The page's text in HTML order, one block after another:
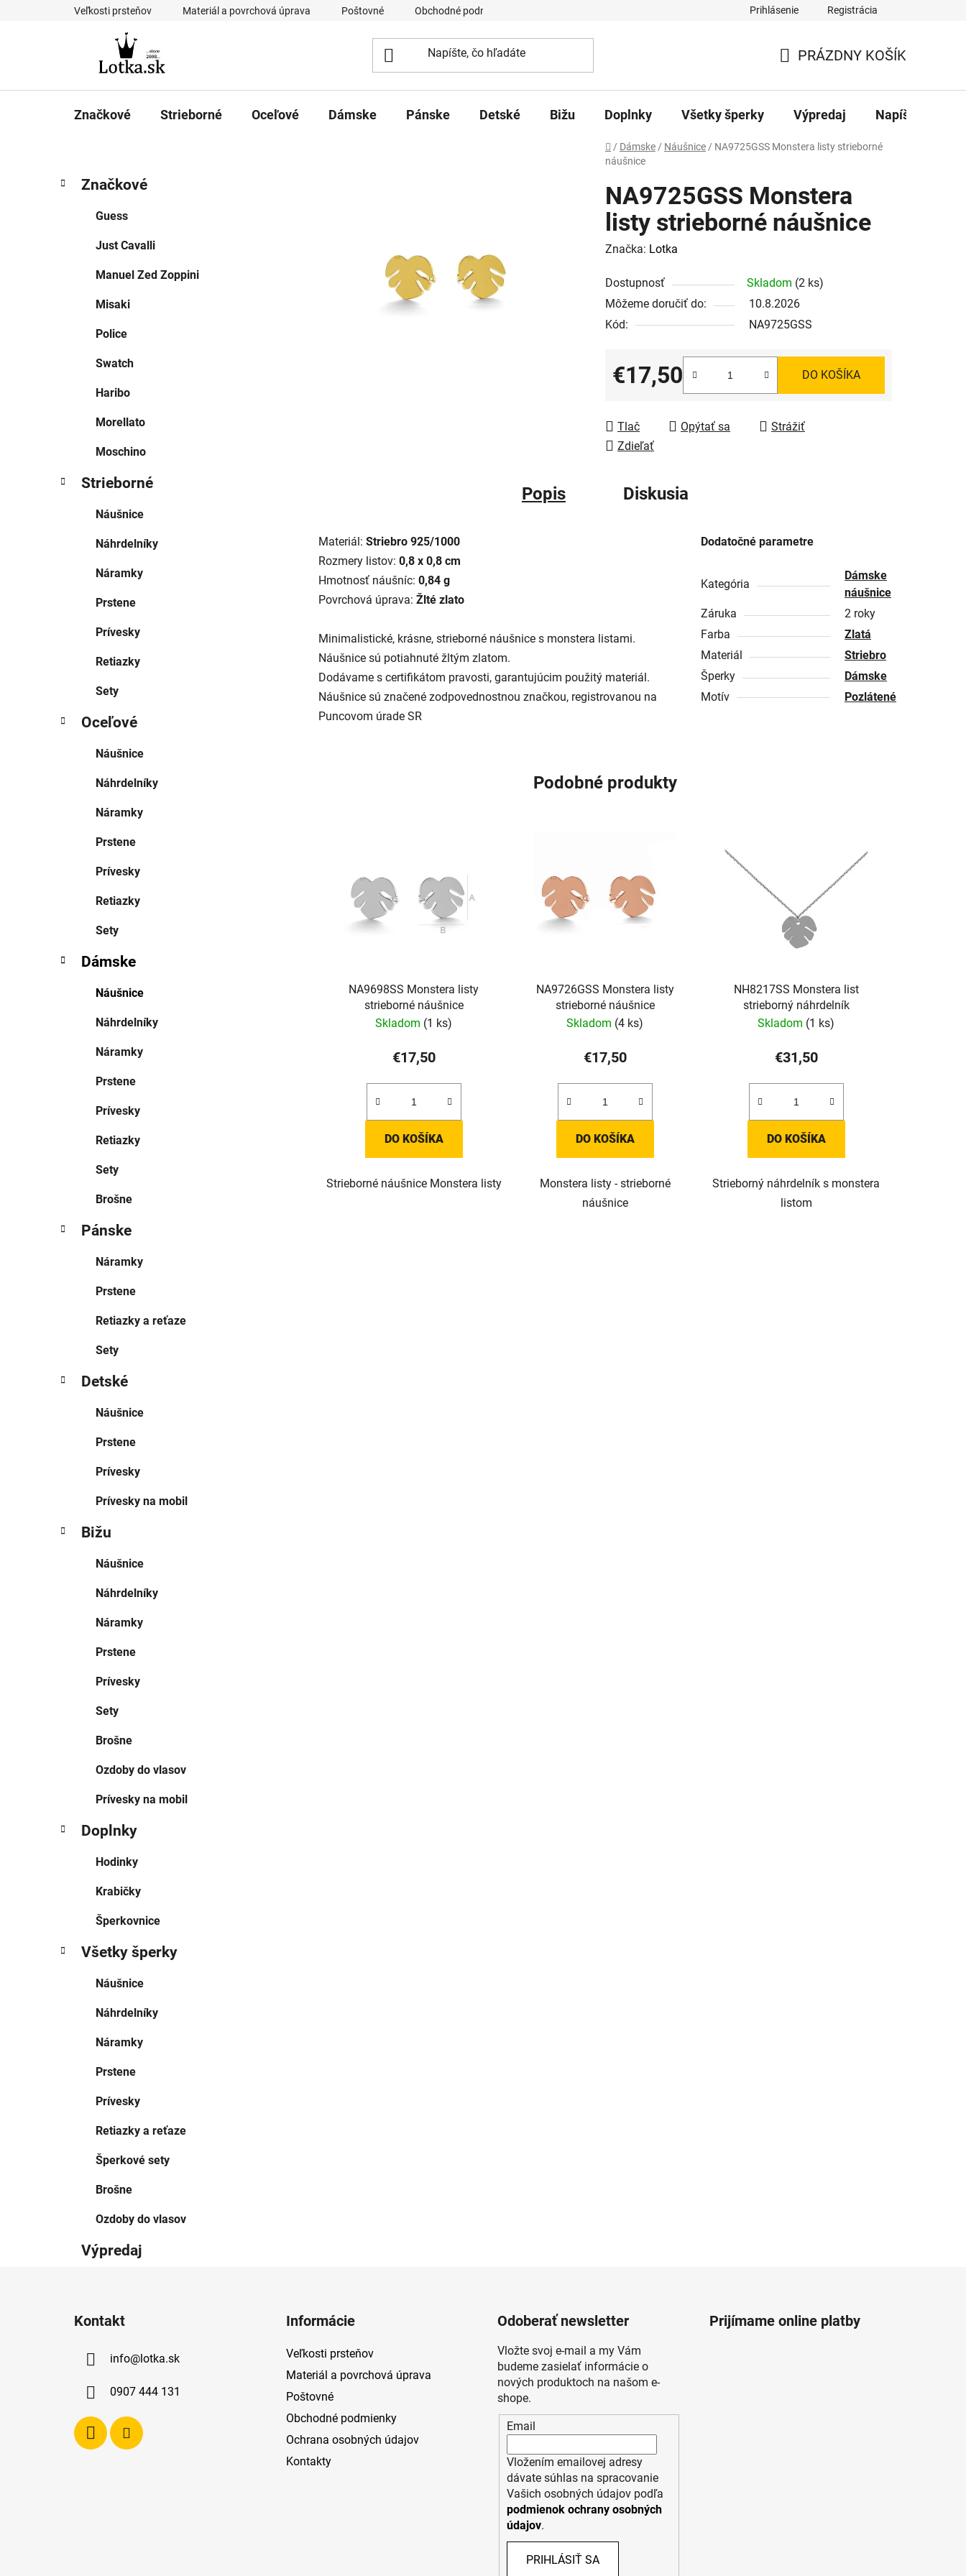
Veľkosti prsteňov Materiál a povrchová úprava Poštovné Obchodné podmienky Prihlásenie Registrácia
KOŠÍK
PRÁZDNY KOŠÍK
Značkové Strieborné Oceľové Dámske Pánske Detské Bižu Doplnky Všetky šperky Výpredaj Napíšte nám
Domov
/ Dámske / Náušnice / NA9725GSS Monstera listy strieborné
náušnice
B
kategórie
a
Značkové
Guess
Just Cavalli
Manuel Zed Zoppini
Misaki
Police
Swatch
Haribo
Morellato
Moschino
Strieborné
Náušnice
Náhrdelníky
Náramky
Prstene
Prívesky
Retiazky
Sety
Oceľové
Náušnice
Náhrdelníky
Náramky
Prstene
Prívesky
Retiazky
Sety
Dámske
Náušnice
Náhrdelníky
Náramky
Prstene
Prívesky
Retiazky
Sety
Brošne
Pánske
Náramky
Prstene
Retiazky a reťaze
Sety
Detské
Náušnice
Prstene
Prívesky
Prívesky na mobil
Bižu
Náušnice
Náhrdelníky
Náramky
Prstene
Prívesky
Sety
Brošne
Ozdoby do vlasov
Prívesky na mobil
Doplnky
Hodinky
Krabičky
Šperkovnice
Všetky šperky
Náušnice
Náhrdelníky
Náramky
Prstene
Prívesky
Retiazky a reťaze
Šperkové sety
Brošne
Ozdoby do vlasov
Výpredaj
NA9725GSS Monstera
listy strieborné náušnice
Značka: Lotka
Dostupnosť Skladom (2 ks)
Môžeme doručiť do:
10.8.2026
Kód:
NA9725GSS
€17,50
Jednotková cena:
DO KOŠÍKA
Tlač Opýtať sa
Strážiť
Zdieľať
Popis Diskusia
Materiál: Striebro 925/1000
Rozmery listov: 0,8 x 0,8 cm
Hmotnosť náušníc: 0,84 g
Povrchová úprava: Žlté zlato
Minimalistické, krásne, strieborné náušnice s monstera listami.
Náušnice sú potiahnuté žltým zlatom.
Dodávame s certifikátom pravosti, garantujúcim použitý materiál.
Náušnice sú značené zodpovednostnou značkou, registrovanou na
Puncovom úrade SR
Dodatočné parametre
Kategória
Dámske
náušnice
Záruka
2 roky
Farba
Zlatá
Materiál
Striebro
Šperky
Dámske
Motív
Pozlátené
Podobné produkty
NA9698SS Monstera listy
strieborné náušnice
Skladom (1 ks)
€17,50
DO KOŠÍKA
Strieborné náušnice Monstera listy
NA9726GSS Monstera listy
strieborné náušnice
Skladom (4 ks)
€17,50
DO KOŠÍKA
Monstera listy - strieborné
náušnice
NH8217SS Monstera list
strieborný náhrdelník
Skladom (1 ks)
€31,50
DO KOŠÍKA
Strieborný náhrdelník s monstera
listom
Kontakt
info@lotka.sk
0907 444 131
Informácie
Veľkosti prsteňov
Materiál a povrchová úprava
Poštovné
Obchodné podmienky
Ochrana osobných údajov
Kontakty
Odoberať newsletter
Vložte svoj e-mail a my Vám
budeme zasielať informácie o
nových produktoch na našom e-
shope.
Email
Vložením emailovej adresy
dávate súhlas na spracovanie
Vašich osobných údajov podľa
podmienok ochrany osobných
údajov.
PRIHLÁSIŤ SA
Prijímame online platby